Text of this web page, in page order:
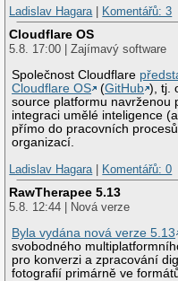
Ladislav Hagara
Komentářů: 3
Cloudflare OS
5.8. 17:00 | Zajímavý software
Společnost Cloudflare
Cloudflare OS
(GitHub ), tj.
source platformu navrženou
integraci umělé inteligence
přímo do pracovních procesů
organizací.
Ladislav Hagara
Komentářů: 0
RawTherapee 5.13
5.8. 12:44 | Nová verze
Byla vydána nová verze 5.13
svobodného
pro konverzi a zpracování
fotografií primárně ve